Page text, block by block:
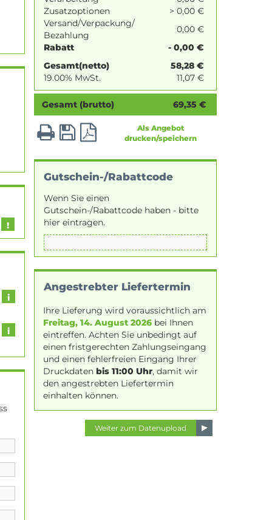
Zusatzoptionen
> 0,00 €
Versand/Verpackung/
Bezahlung
0,00 €
Rabatt
- 0,00 €
Gesamt(netto)
58,28€
19.00% MwSt.
11,07€
Gesamt (brutto) 69,35 €
Als Angebot
drucken/speichern
Gutschein-/Rabattcode
Wenn Sie einen
Gutschein-/Rabattcode haben - bitte
hier eintragen.
Angestrebter Liefertermin
Ihre Lieferung wird voraussichtlich am
Freitag, 14. August 2026 bei Ihnen
eintreffen. Achten Sie unbedingt auf
einen fristgerechten Zahlungseingang
und einen fehlerfreien Eingang Ihrer
Druckdatenbis 11:00 Uhr, damit wir
den angestrebten Liefertermin
einhalten können.